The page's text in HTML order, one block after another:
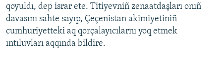
qoyuldı, dep israr ete. Titiyevniñ zenaatdaşları onıñ
davasını sahte sayıp, Çeçenistan akimiyetiniñ
cumhuriyetteki aq qorçalayıcılarnı yoq etmek
ıntıluvları aqqında bildire.